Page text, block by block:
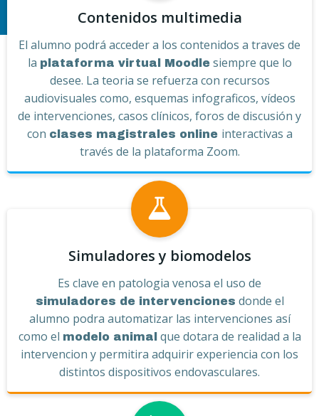
Contenidos multimedia
El alumno podrá acceder a los contenidos a traves de
la plataforma virtual Moodlesiempre que lo
desee. La teoria se refuerza con recursos
audiovisuales como, esquemas infograficos, vídeos
de intervenciones, casos clínicos, foros de discusión y
con clases magistrales online interactivas a
través de la plataforma Zoom.
Simuladores y biomodelos
Es clave en patologia venosa el uso de
simuladores de intervenciones donde el
alumno podra automatizar las intervenciones así
como el modelo animal que dotara de realidad a la
intervencion y permitira adquirir experiencia con los
distintos dispositivos endovasculares.